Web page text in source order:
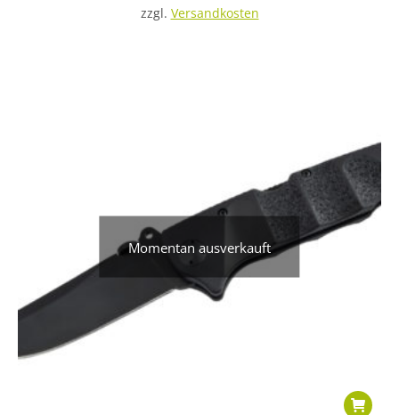
zzgl. Versandkosten
Momentan ausverkauft